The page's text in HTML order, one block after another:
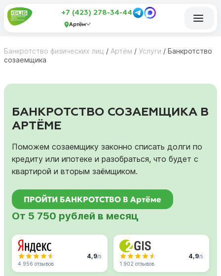
+7 (423) 278-34-44
Артём
Банкротство физических лиц / Артём / Услуги / Банкротство
созаемщика
БАНКРОТСТВО СОЗАЕМЩИКА В
АРТЁМЕ
Поможем созаемщику законно списать долги по
кредиту или ипотеке и разобраться, что будет с
квартирой и вторым заёмщиком.
ПРОЙТИ БАНКРОТСТВО В Артёме
От 5 750 рублей в месяц
4,9/5
4 956 отзывов
4,9/5
1 902 отзывов